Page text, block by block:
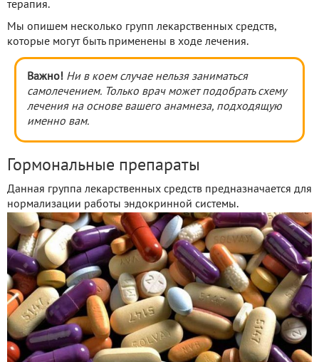
терапия.
Мы опишем несколько групп лекарственных средств,
которые могут быть применены в ходе лечения.
Важно! Ни в коем случае нельзя заниматься
самолечением. Только врач может подобрать схему
лечения на основе вашего анамнеза, подходящую
именно вам.
Гормональные препараты
Данная группа лекарственных средств предназначается для
нормализации работы эндокринной системы.